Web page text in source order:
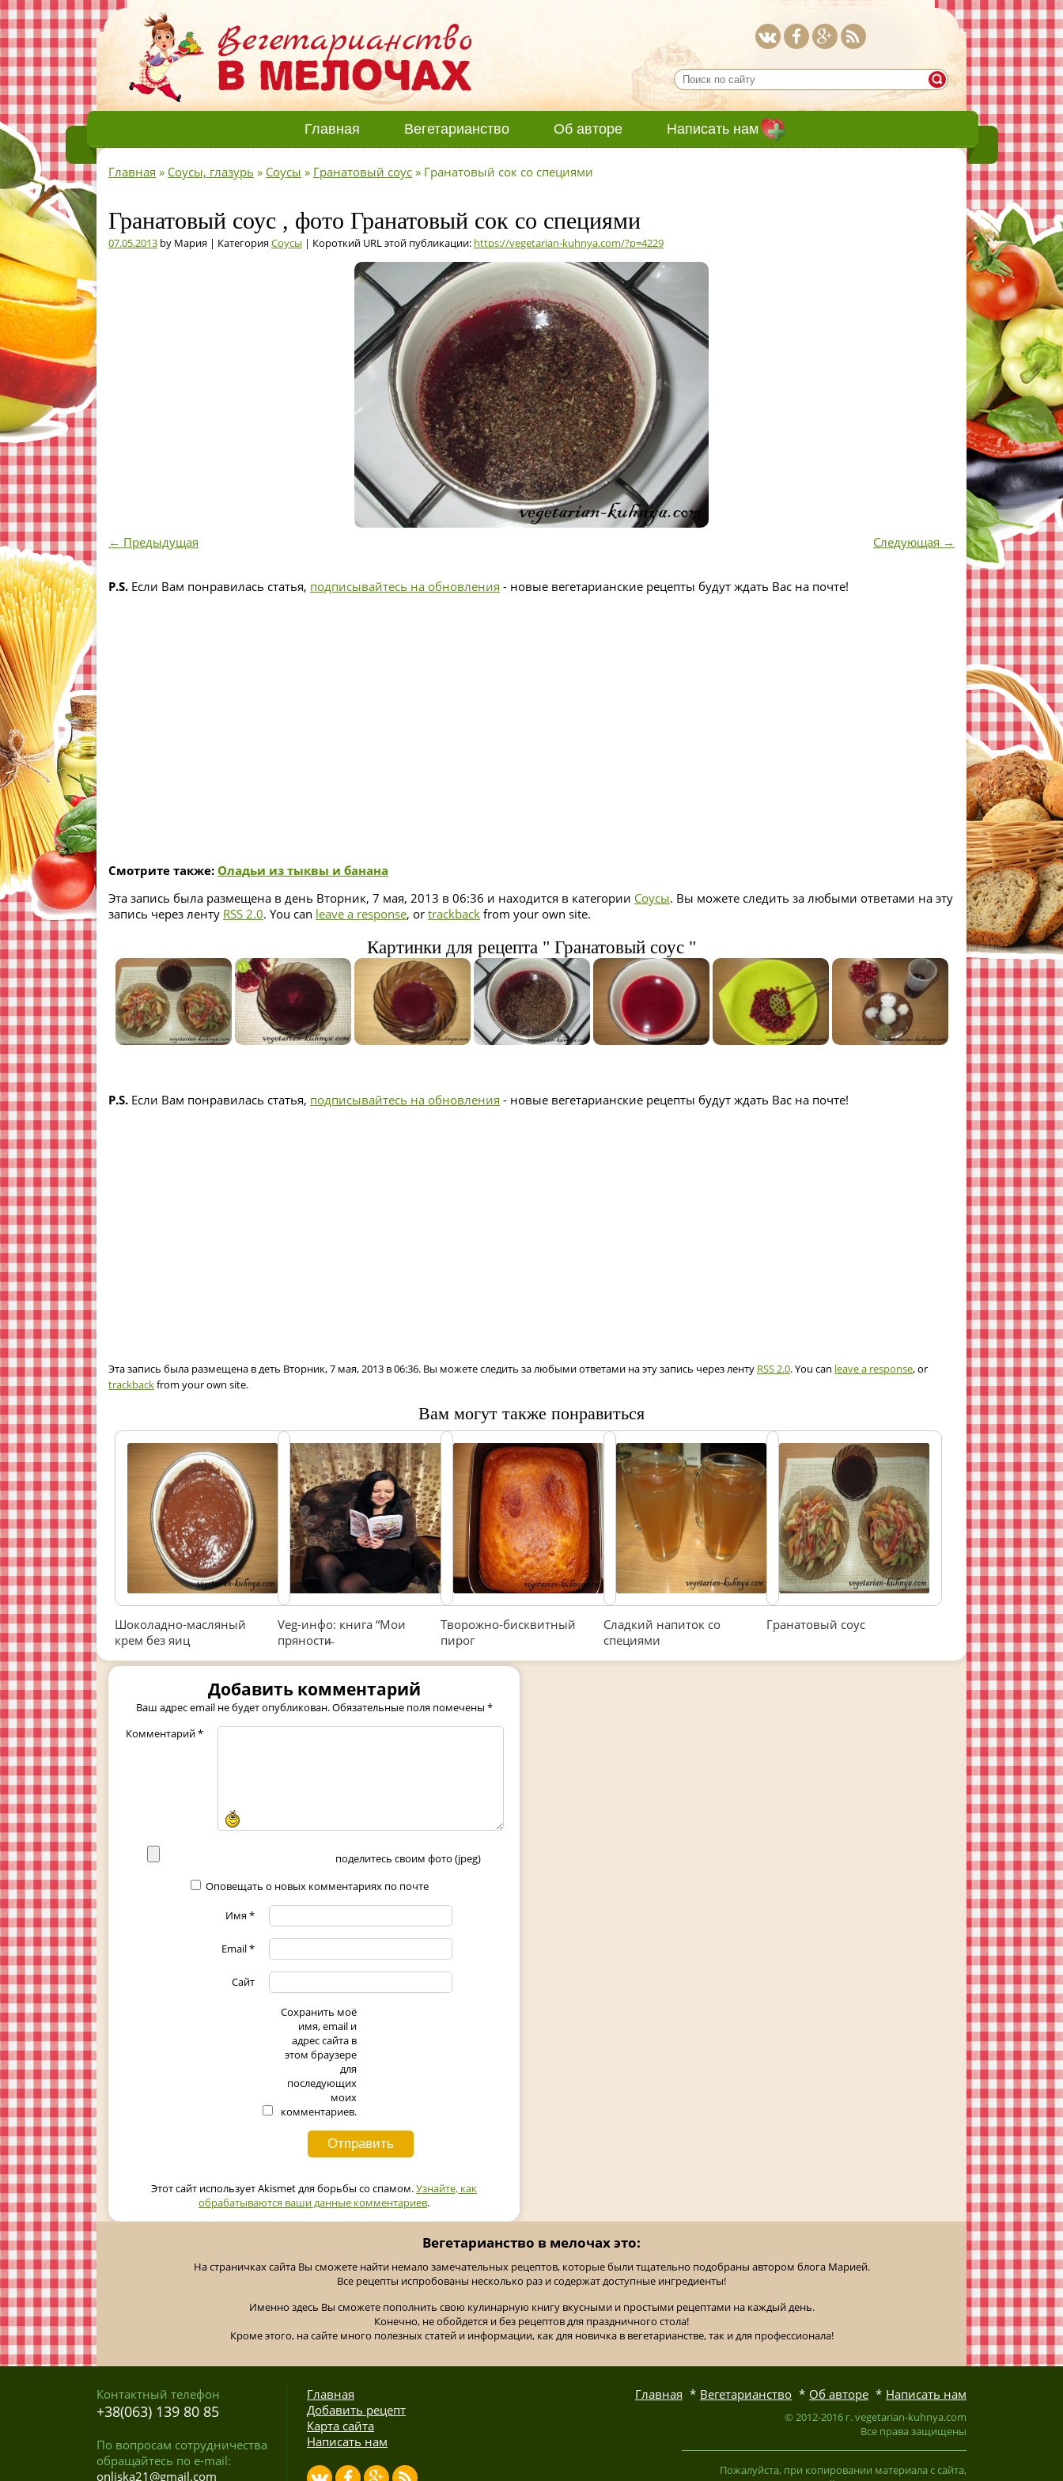
Главная Вегетарианство Об авторе Написать нам
Главная » Соусы, глазурь » Соусы » Гранатовый соус » Гранатовый сок со специями
Гранатовый соус , фото Гранатовый сок со специями
07.05.2013 by Мария | КатегорияСоусы | Короткий URL этой публикации: https://vegetarian-kuhnya.com/?p=4229
← Предыдущая Следующая →
P.S. Если Вам понравилась статья, подписывайтесь на обновления - новые вегетарианские рецепты будут ждать Вас на почте!
Смотрите также: Оладьи из тыквы и банана
Эта запись была размещена в день Вторник, 7 мая, 2013 в 06:36 и находится в категории Соусы. Вы можете следить за любыми ответами на эту
запись через ленту RSS 2.0. You can leave a response, or trackback from your own site.
Картинки для рецепта " Гранатовый соус "
P.S. Если Вам понравилась статья, подписывайтесь на обновления - новые вегетарианские рецепты будут ждать Вас на почте!
Эта запись была размещена в деть Вторник, 7 мая, 2013 в 06:36. Вы можете следить за любыми ответами на эту запись через ленту RSS 2.0. You can leave a response, or
trackbackfrom your own site.
Вам могут также понравиться
Шоколадно-масляный
крем без яиц
Veg-инфо: книга “Мои
пряности̶
Творожно-бисквитный
пирог
Сладкий напиток со
специями
Гранатовый соус
Добавить комментарий
Ваш адрес email не будет опубликован.Обязательные поля помечены *
Комментарий*
поделитесь своим фото (jpeg)
Оповещать о новых комментариях по почте
Имя*
Email*
Сайт
Сохранить моё
имя, email и
адрес сайта в
этом браузере
для
последующих
моих
комментариев.
Этот сайт использует Akismet для борьбы со спамом.Узнайте, как
обрабатываются ваши данные комментариев.
Вегетарианство в мелочах это:
На страничках сайта Вы сможете найти немало замечательных рецептов, которые были тщательно подобраны автором блога Марией.
Все рецепты испробованы несколько раз и содержат доступные ингредиенты!
Именно здесь Вы сможете пополнить свою кулинарную книгу вкусными и простыми рецептами на каждый день.
Конечно, не обойдется и без рецептов для праздничного стола!
Кроме этого, на сайте много полезных статей и информации, как для новичка в вегетарианстве, так и для профессионала!
Контактный телефон
+38(063) 139 80 85
По вопросам сотрудничества
обращайтесь по e-mail:
onliska21@gmail.com
Главная
Добавить рецепт
Карта сайта
Написать нам
Главная Вегетарианство Об авторе Написать нам
© 2012-2016 г. vegetarian-kuhnya.com
Все права защищены
Пожалуйста, при копировании материала с сайта,